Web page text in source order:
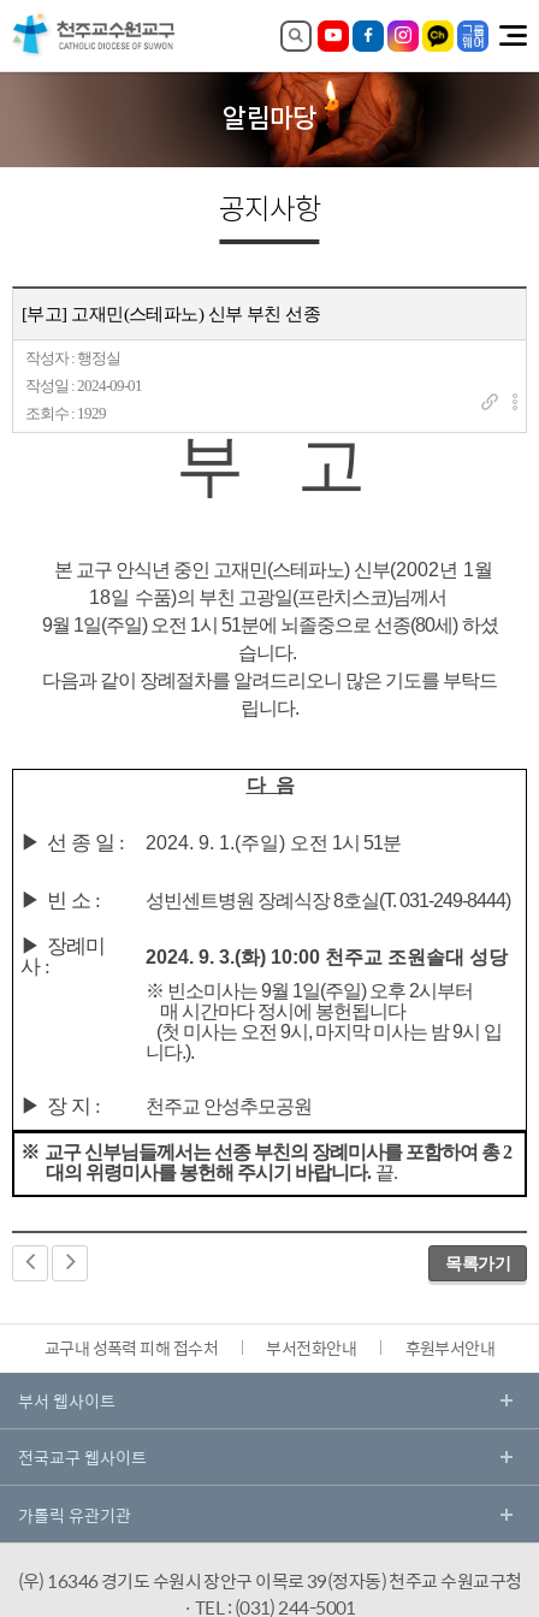
알림마당
공지사항
[부고] 고재민(스테파노) 신부 부친 선종
작성자 : 행정실
작성일 : 2024-09-01
조회수 : 1929
부 고
본 교구 안식년 중인 고재민(스테파노) 신부(2002년 1월
18일 수품)의 부친 고광일(프란치스코)님께서
9월 1일(주일) 오전 1시 51분에 뇌졸중으로 선종(80세) 하셨
습니다.
다음과 같이 장례절차를 알려드리오니 많은 기도를 부탁드
립니다.
다 음
▶ 선 종 일 : 2024. 9. 1.(주일) 오전 1시 51분
▶ 빈 소 : 성빈센트병원 장례식장 8호실(T. 031-249-8444)
▶ 장례미
사 :
2024. 9. 3.(화) 10:00 천주교 조원솔대 성당
※ 빈소미사는 9월 1일(주일) 오후 2시부터
매 시간마다 정시에 봉헌됩니다
(첫 미사는 오전 9시, 마지막 미사는 밤 9시 입
니다.).
▶ 장 지 : 천주교 안성추모공원
※ 교구 신부님들께서는 선종 부친의 장례미사를 포함하여 총2
대의 위령미사를 봉헌해 주시기 바랍니다. 끝.
목록가기
교구내 성폭력 피해 접수처 부서전화안내 후원부서안내
(우) 16346 경기도 수원시 장안구 이목로 39(정자동) 천주교 수원교구청
· TEL : (031) 244-5001